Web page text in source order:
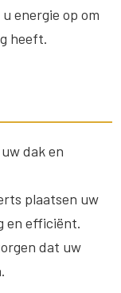
energie op om
heeft.
dak en
plaatsen uw
en efficiënt.
dat uw